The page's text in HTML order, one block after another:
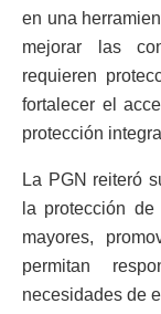
en una
mejorar las
requieren
fortalecer el
protección
La PGN reiteró
la protección
mayores,
permitan
necesidades de